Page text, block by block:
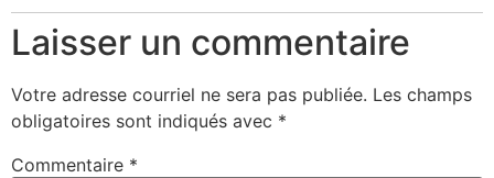
Laisser un commentaire
Votre adresse courriel ne sera pas publiée. Les champs
obligatoires sont indiqués avec *
Commentaire *